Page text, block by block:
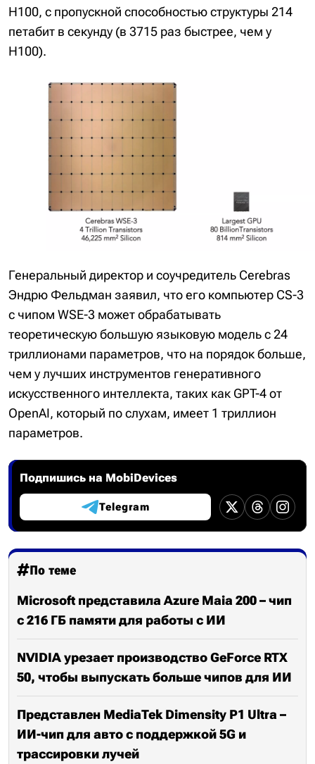
H100, с пропускной способностью структуры 214
петабит в секунду (в 3715 раз быстрее, чем у
H100).
Генеральный директор и соучредитель Cerebras
Эндрю Фельдман заявил, что его компьютер CS-3
с чипом WSE-3 может обрабатывать
теоретическую большую языковую модель с 24
триллионами параметров, что на порядок больше,
чем у лучших инструментов генеративного
искусственного интеллекта, таких как GPT-4 от
OpenAI, который по слухам, имеет 1 триллион
параметров.
Подпишись на MobiDevices
Telegram
По теме
Microsoft представила Azure Maia 200 – чип
с 216 ГБ памяти для работы с ИИ
NVIDIA урезает производство GeForce RTX
50, чтобы выпускать больше чипов для ИИ
Представлен MediaTek Dimensity P1 Ultra –
ИИ-чип для авто с поддержкой 5G и
трассировки лучей